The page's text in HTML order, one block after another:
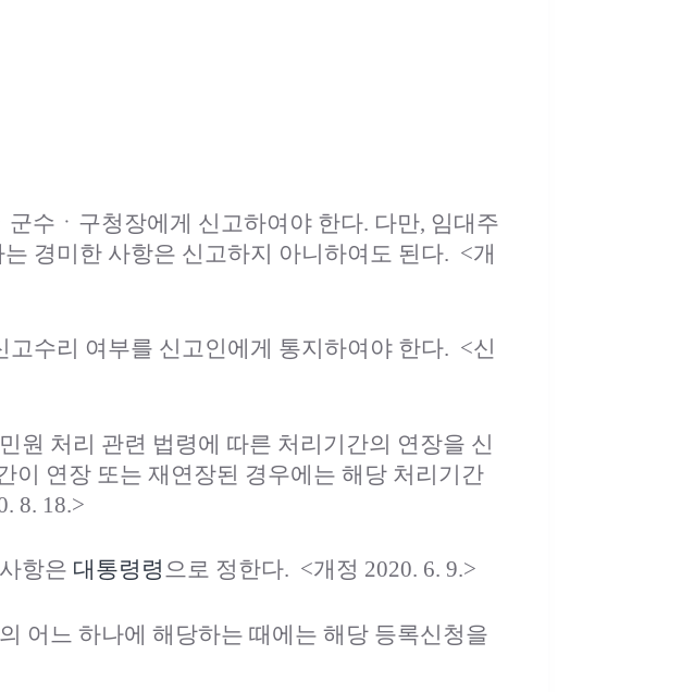
수ㆍ구청장에게 신고하여야 한다. 다만, 임대주
는 경미한 사항은 신고하지 아니하여도 된다. <개
수리 여부를 신고인에게 통지하여야 한다. <신
처리 관련 법령에 따른 처리기간의 연장을 신
이 연장 또는 재연장된 경우에는 해당 처리기간
8. 18.>
항은 대통령령으로 정한다. <개정 2020. 6. 9.>
어느 하나에 해당하는 때에는 해당 등록신청을